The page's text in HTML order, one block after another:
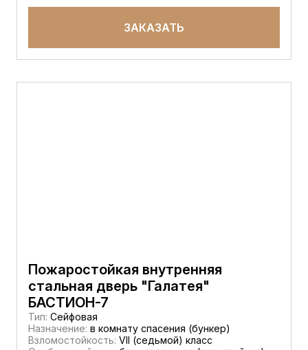
ЗАКАЗАТЬ
Пожаростойкая внутренняя
стальная дверь "Галатея"
БАСТИОН-7
Тип: Сейфовая
Назначение: в комнату спасения (бункер)
Взломостойкость: VII (седьмой) класс